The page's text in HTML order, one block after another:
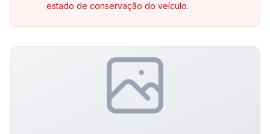
estado de conservação do veículo.